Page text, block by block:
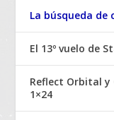
La búsqueda de
El 13º vuelo de
Reflect Orbital y
1×24